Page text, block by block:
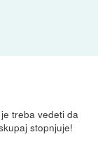
treba vedeti da
stopnjuje!